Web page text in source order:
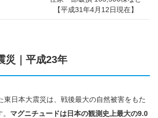
【平成31年4月12日現在】
災｜平成23年
東日本大震災は、戦後最大の自然被害をもた
マグニチュードは日本の観測史上最大の9.0